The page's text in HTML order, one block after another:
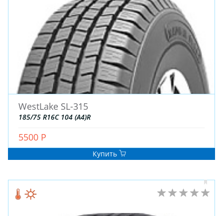
ЗИМНИЕ
ЛЕТНИЕ
ДЛЯ ГРУЗОВЫХ АВТО
ДЛЯ СПЕЦТЕХНИКИ
WestLake SL-315
185/75 R16C 104 (A4)R
5500 Р
Купить